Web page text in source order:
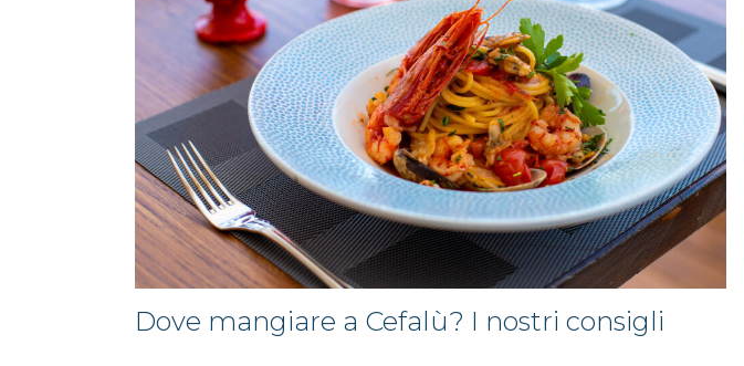
Dove mangiare a Cefalù? I nostri consigli